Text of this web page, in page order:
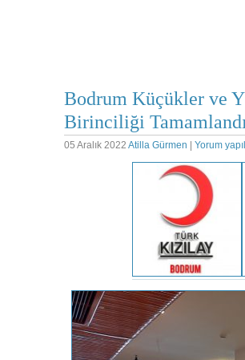
Bodrum Küçükler ve
Birinciliği Tamamlandı
05 Aralık 2022 Atilla Gürmen Yorum